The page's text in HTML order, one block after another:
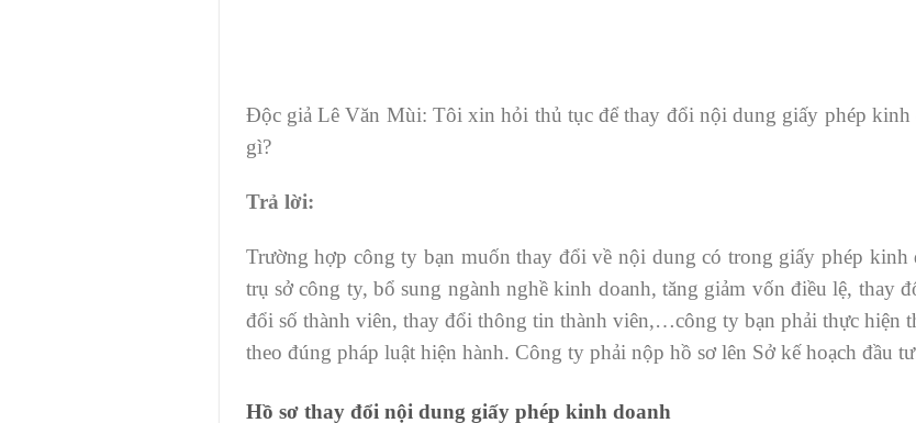
Độc giả Lê Văn Mùi: Tôi xin hỏi thủ tục để thay đổi nội dung giấy phép kinh
gì?
Trả lời:
Trường hợp công ty bạn muốn thay đổi về nội dung có trong giấy phép
trụ sở công ty, bổ sung ngành nghề kinh doanh, tăng giảm vốn điều lệ, thay
đổi số thành viên, thay đổi thông tin thành viên,…công ty bạn phải thực hiện
theo đúng pháp luật hiện hành. Công ty phải nộp hồ sơ lên Sở kế hoạch đầu
Hồ sơ thay đổi nội dung giấy phép kinh doanh